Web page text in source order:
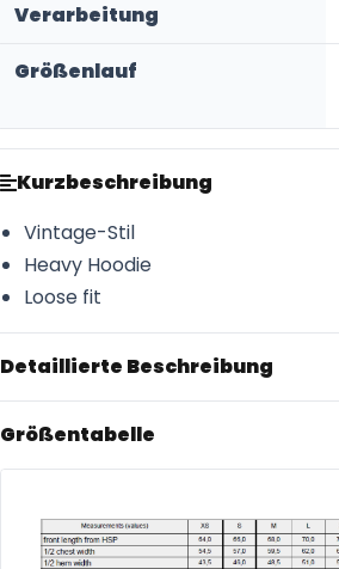
Verarbeitung
Größenlauf
Kurzbeschreibung
Vintage-Stil
Heavy Hoodie
Loose fit
Detaillierte Beschreibung
Größentabelle